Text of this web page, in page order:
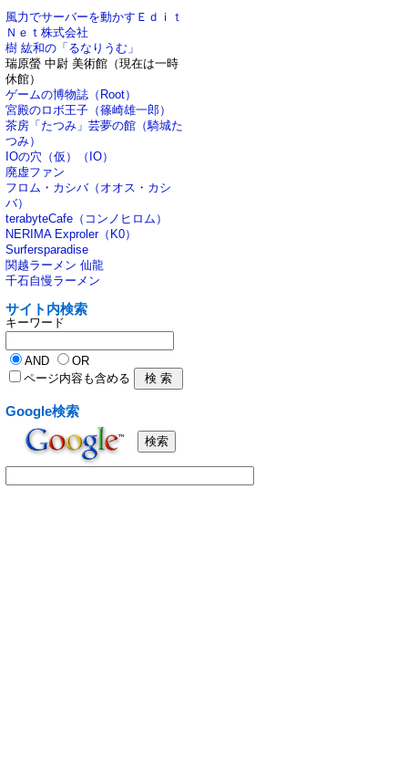
風力でサーバーを動かすＥｄｉｔ
Ｎｅｔ株式会社
樹 紘和の「るなりうむ」
瑞原螢 中尉 美術館（現在は一時
休館）
ゲームの博物誌（Root）
宮殿のロボ王子（篠崎雄一郎）
茶房「たつみ」芸夢の館（騎城た
つみ）
IOの穴（仮）（IO）
廃虚ファン
フロム・カシバ（オオス・カシ
バ）
terabyteCafe（コンノヒロム）
NERIMA Exproler（K0）
Surfersparadise
関越ラーメン 仙龍
千石自慢ラーメン
サイト内検索
キーワード
AND
OR
ページ内容も含める
Google検索